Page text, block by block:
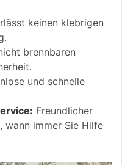
keinen klebrigen
brennbaren
und schnelle
Freundlicher
wann immer Sie Hilfe